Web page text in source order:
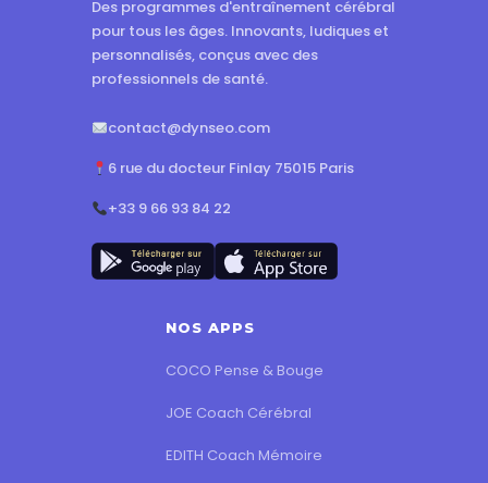
Des programmes d'entraînement cérébral
pour tous les âges. Innovants, ludiques et
personnalisés, conçus avec des
professionnels de santé.
contact@dynseo.com
6 rue du docteur Finlay 75015 Paris
+33 9 66 93 84 22
NOS APPS
COCO Pense & Bouge
JOE Coach Cérébral
EDITH Coach Mémoire